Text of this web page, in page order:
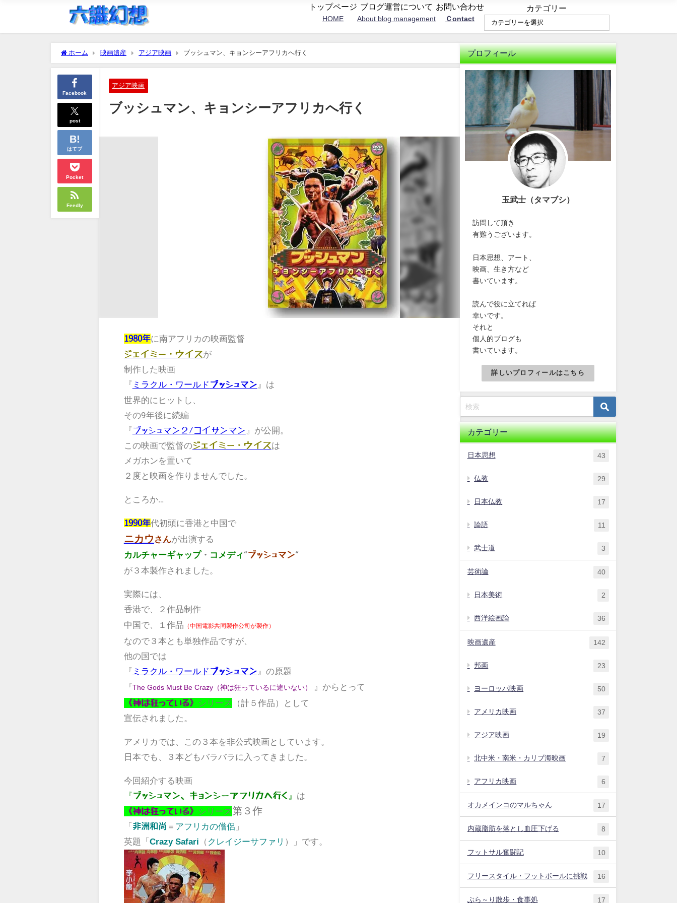
トップページ
HOME
ブログ運営について
About blog management
お問い合わせ
Ｃontact
カテゴリー
ホーム 映画遺産 アジア映画 ブッシュマン、キョンシーアフリカへ行く
Facebook
post
はてブ
Pocket
Feedly
アジア映画
ブッシュマン、キョンシーアフリカへ行く
1980年に南アフリカの映画監督
ジェイミー・ウイスが
制作した映画
『 ミラクル・ワールド ブッシュマン』は
世界的にヒットし、
その9年後に続編
『 ブッシュマン２/コイサンマン 』が公開。
この映画で監督のジェイミー・ウイスは
メガホンを置いて
２度と映画を作りませんでした。
ところか…
1990年代初頭に香港 と 中国 で
ニカウ さんが出演する
カルチャーギャップ・ コメディ“ブッシュマン“
が３本製作されました。
実際には、
香港で、２作品制作
中国 で、１作品 （中国電影共同製作公司が製作）
なので３本とも単独作品ですが、
他の国では
『 ミラクル・ワールド ブッシュマン』の原題
『The Gods Must Be Crazy（神は狂っているに違いない）
』からとって
《神は狂っている》 シリーズ（計５作品）として
宣伝されました。
アメリカでは、この３本を非公式映画としています。
日本でも、３本どもバラバラに入ってきました。
今回紹介する映画
『ブッシュマン、キョンシーアフリカへ行く 』 は
《神は狂っている》 シリーズ第３作
「 非洲和尚 ＝ アフリカの僧侶 」
英題「 Crazy Safari （ クレイジーサファリ ）」です。
プロフィール
玉武士（タマブシ）
訪問して頂き
有難うございます。
日本思想、アート、
映画、生き方など
書いています。
読んで役に立てれば
幸いです。
それと
個人的ブログも
書いています。
詳しいプロフィールはこちら
カテゴリー
日本思想 43
仏教 29
日本仏教 17
論語 11
武士道 3
芸術論 40
日本美術 2
西洋絵画論 36
映画遺産 142
邦画 23
ヨーロッパ映画 50
アメリカ映画 37
アジア映画 19
北中米・南米・カリブ海映画 7
アフリカ映画 6
オカメインコのマルちゃん 17
内蔵脂肪を落とし血圧下げる 8
フットサル奮闘記 10
フリースタイル・フットボールに挑戦 16
ぶら～り散歩・食事処 17